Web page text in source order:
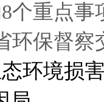
个重点事
环保督
环境损